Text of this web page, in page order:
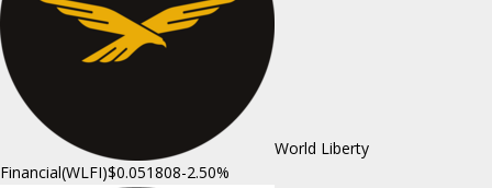
World Liberty
Financial(WLFI)$0.051808-2.50%